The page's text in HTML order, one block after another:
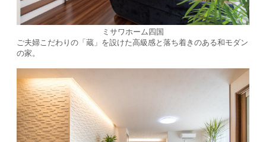
ミサワホーム四国
ご夫婦こだわりの「蔵」を設けた高級感と落ち着きのある和モダン
の家。